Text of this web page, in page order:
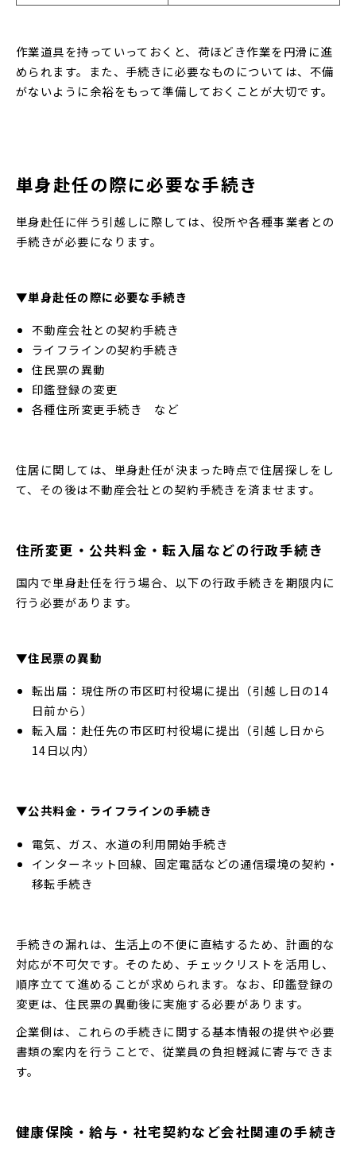
作業道具を持っていっておくと、荷ほどき作業を円滑に進
められます。また、手続きに必要なものについては、不備
がないように余裕をもって準備しておくことが大切です。
単身赴任の際に必要な手続き
単身赴任に伴う引越しに際しては、役所や各種事業者との
手続きが必要になります。
▼単身赴任の際に必要な手続き
不動産会社との契約手続き
ライフラインの契約手続き
住民票の異動
印鑑登録の変更
各種住所変更手続き など
住居に関しては、単身赴任が決まった時点で住居探しをし
て、その後は不動産会社との契約手続きを済ませます。
住所変更・公共料金・転入届などの行政手続き
国内で単身赴任を行う場合、以下の行政手続きを期限内に
行う必要があります。
▼住民票の異動
転出届：現住所の市区町村役場に提出（引越し日の14
日前から）
転入届：赴任先の市区町村役場に提出（引越し日から
14日以内）
▼公共料金・ライフラインの手続き
電気、ガス、水道の利用開始手続き
インターネット回線、固定電話などの通信環境の契約・
移転手続き
手続きの漏れは、生活上の不便に直結するため、計画的な
対応が不可欠です。そのため、チェックリストを活用し、
順序立てて進めることが求められます。なお、印鑑登録の
変更は、住民票の異動後に実施する必要があります。
企業側は、これらの手続きに関する基本情報の提供や必要
書類の案内を行うことで、従業員の負担軽減に寄与できま
す。
健康保険・給与・社宅契約など会社関連の手続き